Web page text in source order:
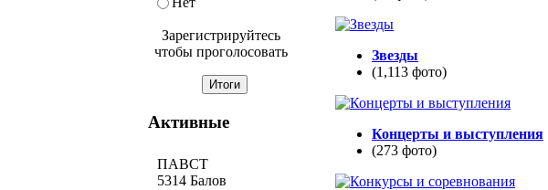
Звезды
(1,113 фото)
Концерты и выступления
(273 фото)
Зарегистрируйтесь
чтобы проголосовать
Активные
ПАВСТ
5314 Балов